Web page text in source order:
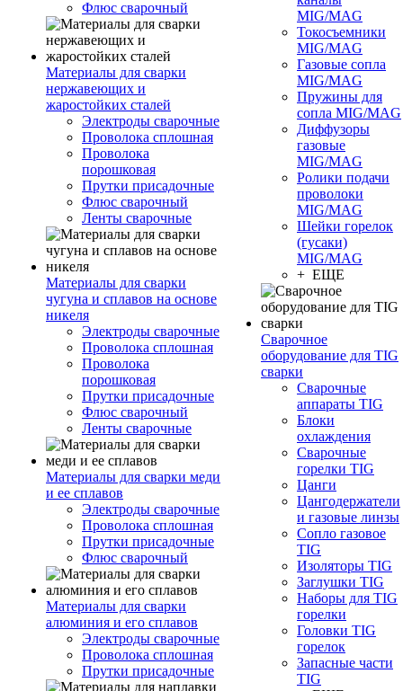
Флюс сварочный
Материалы для сварки
нержавеющих и
жаростойких сталей
Электроды сварочные
Проволока сплошная
Проволока
порошковая
Прутки присадочные
Флюс сварочный
Ленты сварочные
Материалы для сварки
чугуна и сплавов на основе
никеля
Электроды сварочные
Проволока сплошная
Проволока
порошковая
Прутки присадочные
Флюс сварочный
Ленты сварочные
Материалы для сварки меди
и ее сплавов
Электроды сварочные
Проволока сплошная
Прутки присадочные
Флюс сварочный
Материалы для сварки
алюминия и его сплавов
Электроды сварочные
Проволока сплошная
Прутки присадочные
MIG/MAG
Токосъемники
MIG/MAG
Газовые сопла
MIG/MAG
Пружины для
сопла MIG/MAG
Диффузоры
газовые
MIG/MAG
Ролики подачи
проволоки
MIG/MAG
Шейки горелок
(гусаки)
MIG/MAG
+ ЕЩЕ
Сварочное
оборудование для TIG
сварки
Сварочные
аппараты TIG
Блоки
охлаждения
Сварочные
горелки TIG
Цанги
Цангодержатели
и газовые линзы
Сопло газовое
TIG
Изоляторы TIG
Заглушки TIG
Наборы для TIG
горелки
Головки TIG
горелок
Запасные части
TIG